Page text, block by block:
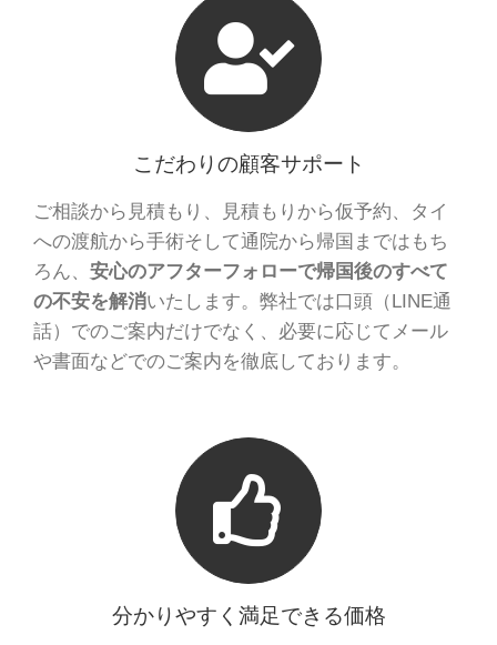
こだわりの顧客サポート
ご相談から見積もり、見積もりから仮予約、タイ
への渡航から手術そして通院から帰国まではもち
ろん、 安心のアフターフォローで帰国後のすべて
の不安を解消いたします。弊社では口頭（LINE通
話）でのご案内だけでなく、必要に応じてメール
や書面などでのご案内を徹底しております。
分かりやすく満足できる価格